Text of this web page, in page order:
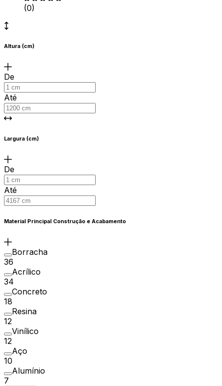
(0)
Altura (cm)
De
Até
Largura (cm)
De
Até
Material Principal Construção e Acabamento
Borracha
36
Acrílico
34
Concreto
18
Resina
12
Vinílico
12
Aço
10
Alumínio
7